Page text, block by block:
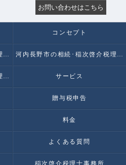
お問い合わせはこちら
コンセプト
河内長野市の相続･稲次啓介税理士事務所の口コミ情報 河内長野市の相続･稲次啓介税理士事務所の評判
河内長野市の相続･稲次啓介税理士事務所のお客様の声 サービス
贈与税申告
料金
よくある質問
稲次啓介税理士事務所